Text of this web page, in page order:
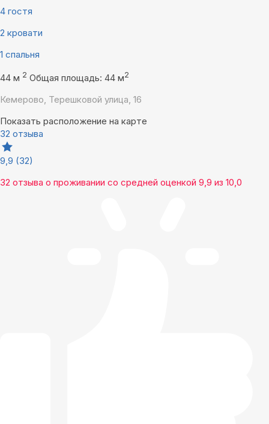
4 гостя
2 кровати
1 спальня
44 м 2 Общая площадь: 44 м2
Кемерово, Терешковой улица, 16
Показать расположение на карте
32 отзыва
9,9 (32)
32 отзыва о проживании со средней оценкой 9,9 из 10,0